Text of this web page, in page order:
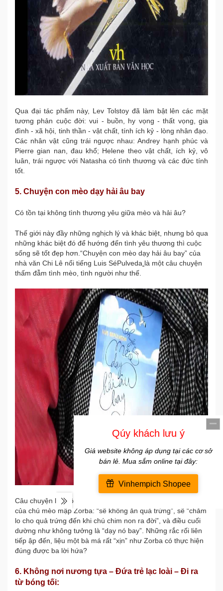
Qua đại tác phẩm này, Lev Tolstoy đã làm bật lên các mặt
tương phản cuộc đời: vui - buồn, hy vọng - thất vọng, gia
đình - xã hội, tinh thần - vật chất, tính ích kỷ - lòng nhân đạo.
Các nhân vật cũng trái ngược nhau: Andrey hạnh phúc và
Pierre gian nan, đau khổ; Helene theo vật chất, ích kỷ, vô
luân, trái ngược với Natasha có tình thương và các đức tính
tốt.
5. Chuyện con mèo dạy hải âu bay
Có tồn tại không tình thương yêu giữa mèo và hải âu?
Thế giới này đầy những nghịch lý và khác biệt, nhưng bỏ qua
những khác biệt đó để hướng đến tình yêu thương thì cuộc
sống sẽ tốt đẹp hơn.“Chuyện con mèo dạy hải âu bay” của
nhà văn Chi Lê nổi tiếng Luis SéPulveda là một câu chuyện
thấm đẫm tình mèo, tình người như thế.
Câu chuyện là cuộc hành trình dài đi thực hiện ba lời hứa
của chú mèo mập Zorba: “sẽ không ăn quả trứng”, sẽ “chăm
lo cho quả trứng đến khi chú chim non ra đời”, và điều cuối
dường như không tưởng là “dạy nó bay”. Những rắc rối liên
tiếp ập đến, liệu một bà má rất “xịn” như Zorba có thực hiện
đúng được ba lời hứa?
6. Không nơi nương tựa – Đứa trẻ lạc loài ­– Đi ra
từ bóng tối: